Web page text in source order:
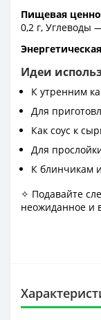
Пищевая
0,2 г, Углеводы
Идеи
К утренним
Для
Как соус к
Для
К блинчикам
✧ Подавайте
неожиданное и